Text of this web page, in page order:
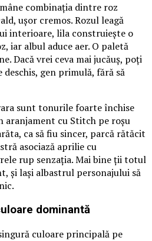
combinația dintre roz
ușor cremos. Rozul leagă
interioare, lila construiește o
iar albul aduce aer. O paletă
Dacă vrei ceva mai jucăuș, poți
gen primulă, fără să
sunt tonurile foarte închise
aranjament cu Stitch pe roșu
ca să fiu sincer, parcă rătăcit
asociază aprilie cu
rup senzația. Mai bine ții totul
și lași albastrul personajului să
dominantă
culoare principală pe